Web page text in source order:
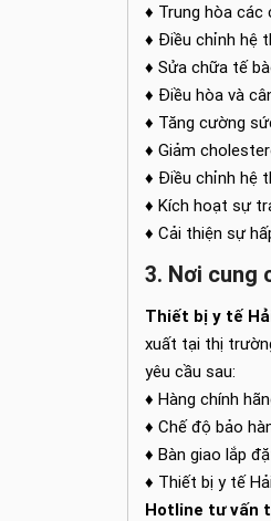
♦ Trung hòa
♦ Điều chỉnh hệ
♦ Sửa chữa tế
♦ Điều hòa và
♦ Tăng cường
♦ Giảm
♦ Điều chỉnh hệ
♦ Kích hoạt sự
♦ Cải thiện sự
3. Nơi cung
Thiết bị y tế
xuất tại thị
yêu cầu sau:
♦ Hàng chính
♦ Chế độ bảo
♦ Bàn giao lắp
♦ Thiết bị y tế
Hotline tư vấn